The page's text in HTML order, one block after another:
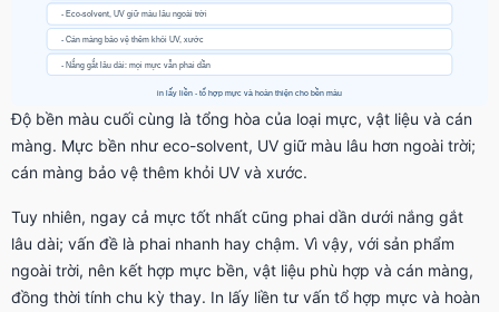
Độ bền màu cuối cùng là tổng hòa của loại mực, vật liệu và cán
màng. Mực bền như eco-solvent, UV giữ màu lâu hơn ngoài trời;
cán màng bảo vệ thêm khỏi UV và xước.
Tuy nhiên, ngay cả mực tốt nhất cũng phai dần dưới nắng gắt
lâu dài; vấn đề là phai nhanh hay chậm. Vì vậy, với sản phẩm
ngoài trời, nên kết hợp mực bền, vật liệu phù hợp và cán màng,
đồng thời tính chu kỳ thay. In lấy liền tư vấn tổ hợp mực và hoàn